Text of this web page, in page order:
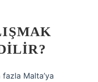
Malta’ya